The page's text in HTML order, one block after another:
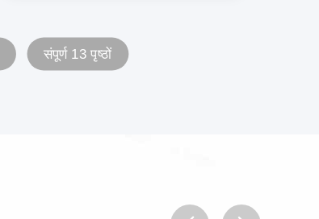
संपूर्ण 13 पृष्ठों